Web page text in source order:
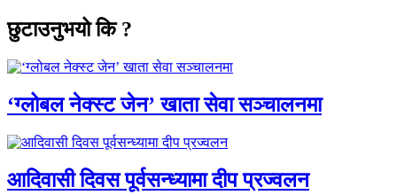
छुटाउनुभयो कि ?
‘ग्लोबल नेक्स्ट जेन’ खाता सेवा सञ्चालनमा
आदिवासी दिवस पूर्वसन्ध्यामा दीप प्रज्वलन